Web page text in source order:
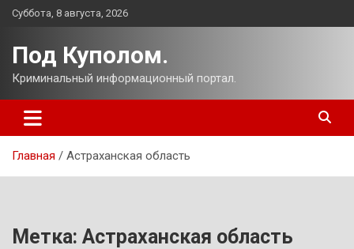
Перейти
Суббота, 8 августа, 2026
Под Куполом.
Криминальный информационный портал.
Главная Астраханская область
Метка: Астраханская область